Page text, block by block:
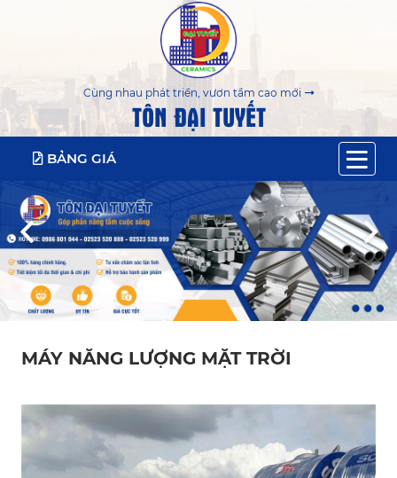
Cùng nhau phát triển, vươn tầm cao mới
TÔN ĐẠI TUYẾT
BẢNG GIÁ
MÁY NĂNG LƯỢNG MẶT TRỜI